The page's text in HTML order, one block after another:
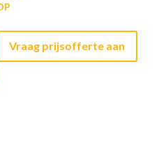
Vraag prijsofferte aan